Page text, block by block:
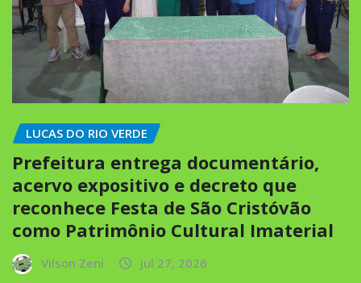
LUCAS DO RIO VERDE
Prefeitura entrega documentário,
acervo expositivo e decreto que
reconhece Festa de São Cristóvão
como Patrimônio Cultural Imaterial
Vilson Zeni jul 27, 2026